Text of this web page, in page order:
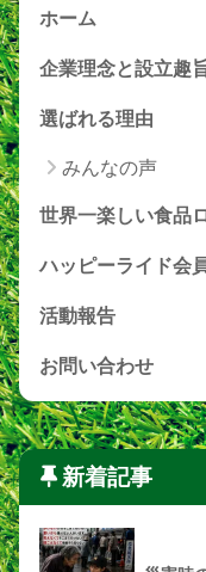
ホーム
企業理念と設立趣
選ばれる理由
みんなの声
世界一楽しい食品
ハッピーライド会
活動報告
お問い合わせ
新着記事